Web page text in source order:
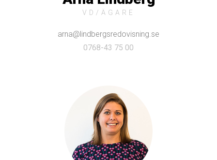
VD/ÄGARE
arna@lindbergsredovisning.se
0768-43 75 00